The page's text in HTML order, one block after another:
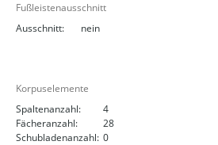
Fußleistenausschnitt
Ausschnitt:
nein
Korpuselemente
Spaltenanzahl:
4
Fächeranzahl:
28
Schubladenanzahl: 0